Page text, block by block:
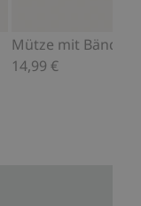
14,99 €